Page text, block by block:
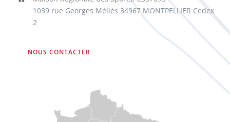
1039 rue Georges Méliès 34967 MONTPELLIER Cedex
2
NOUS CONTACTER